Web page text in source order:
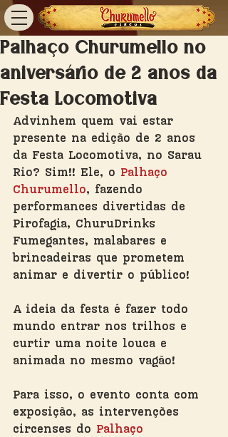
Palhaço Churumello no
aniversário de 2 anos da
Festa Locomotiva
Advinhem quem vai estar
presente na edição de 2 anos
da Festa Locomotiva, no Sarau
Rio? Sim!! Ele, o Palhaço
Churumello, fazendo
performances divertidas de
Pirofagia, ChuruDrinks
Fumegantes, malabares e
brincadeiras que prometem
animar e divertir o público!
A ideia da festa é fazer todo
mundo entrar nos trilhos e
curtir uma noite louca e
animada no mesmo vagão!
Para isso, o evento conta com
exposição, as intervenções
circenses do Palhaço